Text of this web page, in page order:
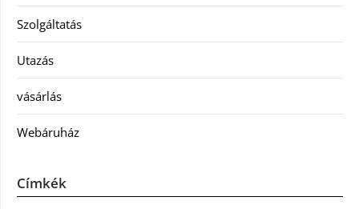
Szolgáltatás
Utazás
vásárlás
Webáruház
Címkék